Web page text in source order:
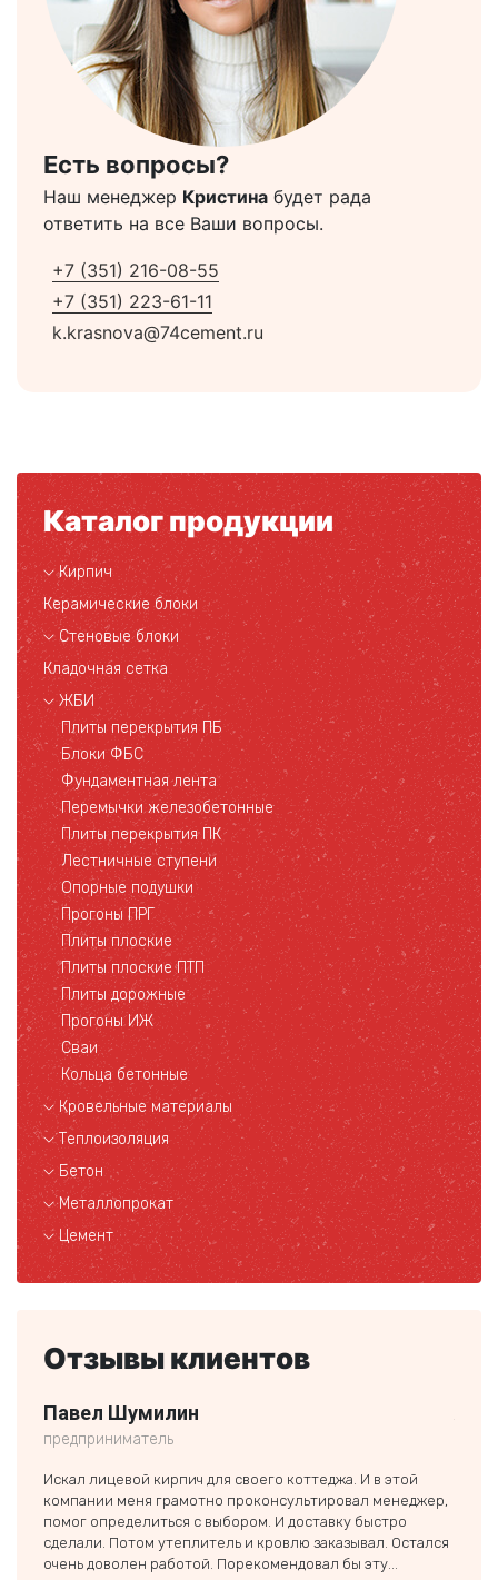
Есть вопросы?
Наш менеджер Кристина будет рада
ответить на все Ваши вопросы.
+7 (351) 216-08-55
+7 (351) 223-61-11
k.krasnova@74cement.ru
Каталог продукции
Кирпич
Керамические блоки
Стеновые блоки
Кладочная сетка
ЖБИ
Плиты перекрытия ПБ
Блоки ФБС
Фундаментная лента
Перемычки железобетонные
Плиты перекрытия ПК
Лестничные ступени
Опорные подушки
Прогоны ПРГ
Плиты плоские
Плиты плоские ПТП
Плиты дорожные
Прогоны ИЖ
Сваи
Кольца бетонные
Кровельные материалы
Теплоизоляция
Бетон
Металлопрокат
Цемент
Отзывы клиентов
Павел Шумилин
предприниматель
Искал лицевой кирпич для своего коттеджа. И в этой
компании меня грамотно проконсультировал менеджер,
помог определиться с выбором. И доставку быстро
сделали. Потом утеплитель и кровлю заказывал. Остался
очень доволен работой. Порекомендовал бы эту...